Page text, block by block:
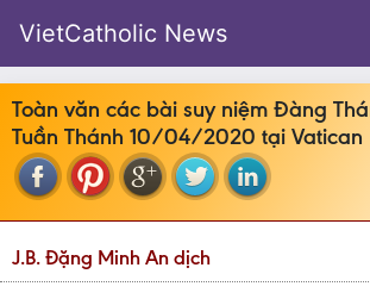
VietCatholic News
Toàn văn các bài suy niệm Đàng
Tuần Thánh 10/04/2020 tại Vatican
J.B. Đặng Minh An dịch